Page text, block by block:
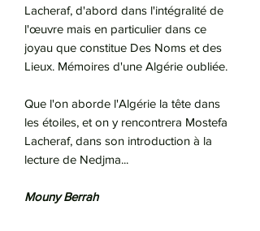
Lacheraf, d'abord dans l'intégralité de
l'œuvre mais en particulier dans ce
joyau que constitue Des Noms et des
Lieux. Mémoires d'une Algérie oubliée.
Que l'on aborde l'Algérie la tête dans
les étoiles, et on y rencontrera Mostefa
Lacheraf, dans son introduction à la
lecture de Nedjma...
Mouny Berrah